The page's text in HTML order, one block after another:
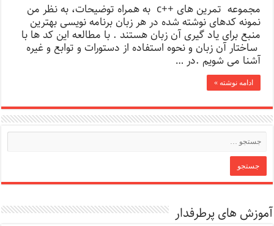
مجموعه تمرین های ++c به همراه توضیحات، به نظر من
نمونه کدهای نوشته شده در هر زبان برنامه نویسی بهترین
منبع برای یاد گیری آن زبان هستند . با مطالعه این کد ها با
ساختار آن زبان و نحوه استفاده از دستورات و توابع و غیره
آشنا می شویم .در …
ادامه نوشته »
آموزش های پرطرفدار